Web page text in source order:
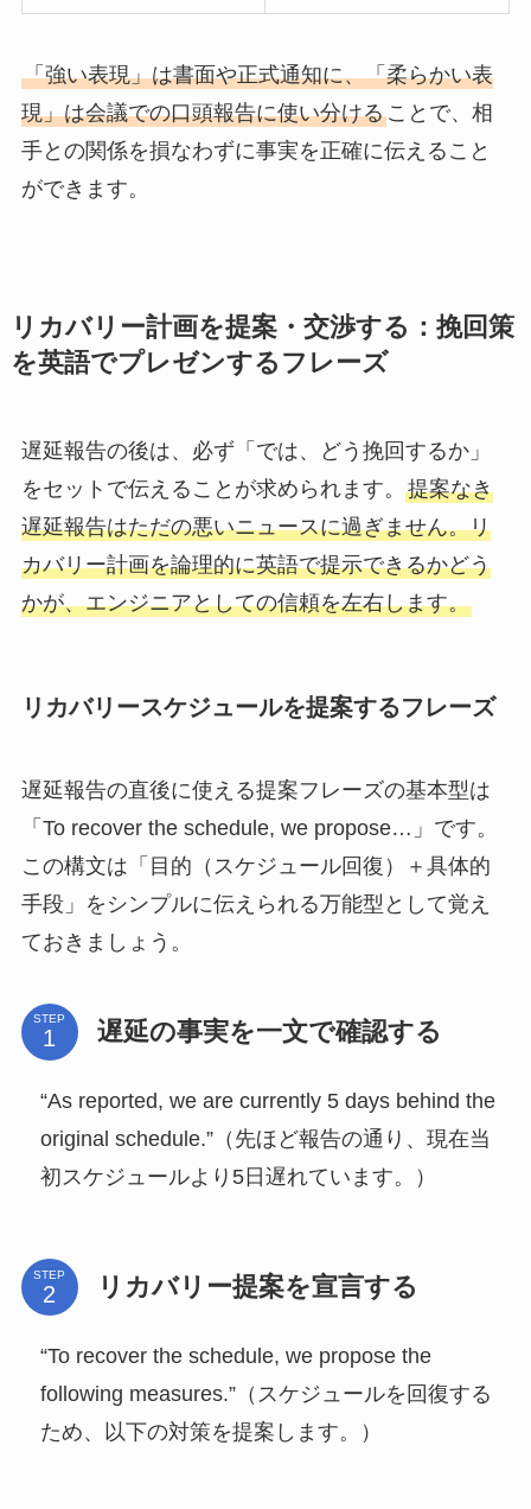
「強い表現」は書面や正式通知に、「柔らかい表
現」は会議での口頭報告に使い分けることで、相
手との関係を損なわずに事実を正確に伝えること
ができます。
リカバリー計画を提案・交渉する：挽回策
を英語でプレゼンするフレーズ
遅延報告の後は、必ず「では、どう挽回するか」
をセットで伝えることが求められます。 提案なき
遅延報告はただの悪いニュースに過ぎません。リ
カバリー計画を論理的に英語で提示できるかどう
かが、エンジニアとしての信頼を左右します。
リカバリースケジュールを提案するフレーズ
遅延報告の直後に使える提案フレーズの基本型は
「To recover the schedule, we propose…」です。
この構文は「目的（スケジュール回復）＋具体的
手段」をシンプルに伝えられる万能型として覚え
ておきましょう。
STEP 遅延の事実を一文で確認する
“As reported, we are currently 5 days behind the
original schedule.”（先ほど報告の通り、現在当
初スケジュールより5日遅れています。）
STEP リカバリー提案を宣言する
“To recover the schedule, we propose the
following measures.”（スケジュールを回復する
ため、以下の対策を提案します。）